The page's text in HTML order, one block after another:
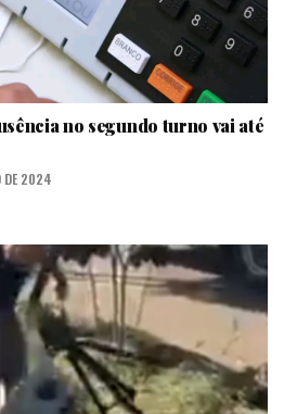
no segundo turno vai até
DE 2024